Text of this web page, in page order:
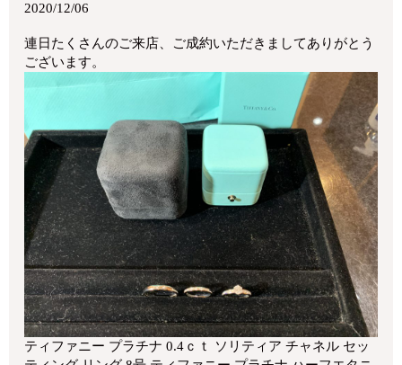
2020/12/06
連日たくさんのご来店、ご成約いただきましてありがとう
ございます。
ティファニー プラチナ 0.4ｃｔ ソリティア チャネル セッ